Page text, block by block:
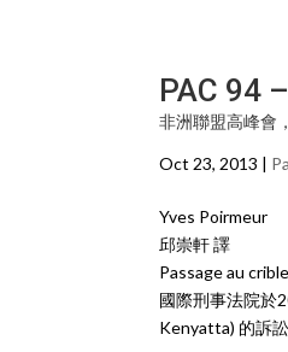
PAC 94
非洲聯盟高峰會
Oct 23, 2013 |
Yves Poirmeur
邱崇軒 譯
Passage au
國際刑事法院於
Kenyatta) 的訴